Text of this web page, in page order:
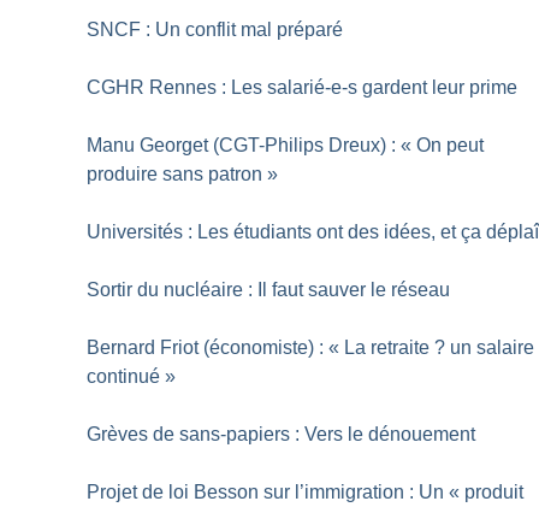
SNCF : Un conflit mal préparé
CGHR Rennes : Les salarié-e-s gardent leur prime
Manu Georget (CGT-Philips Dreux) : « On peut
produire sans patron »
Universités : Les étudiants ont des idées, et ça
Sortir du nucléaire : Il faut sauver le réseau
Bernard Friot (économiste) : « La retraite ? un salaire
continué »
Grèves de sans-papiers : Vers le dénouement
Projet de loi Besson sur l’immigration : Un « produit